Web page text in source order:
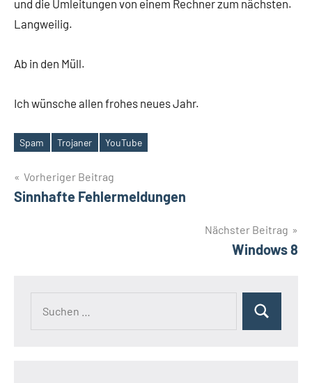
und die Umleitungen von einem Rechner zum nächsten.
Langweilig.
Ab in den Müll.
Ich wünsche allen frohes neues Jahr.
Schlagwörter
Spam Trojaner YouTube
Beitragsnavigation
Vorheriger Beitrag
Sinnhafte Fehlermeldungen
Nächster Beitrag
Windows 8
Suchen